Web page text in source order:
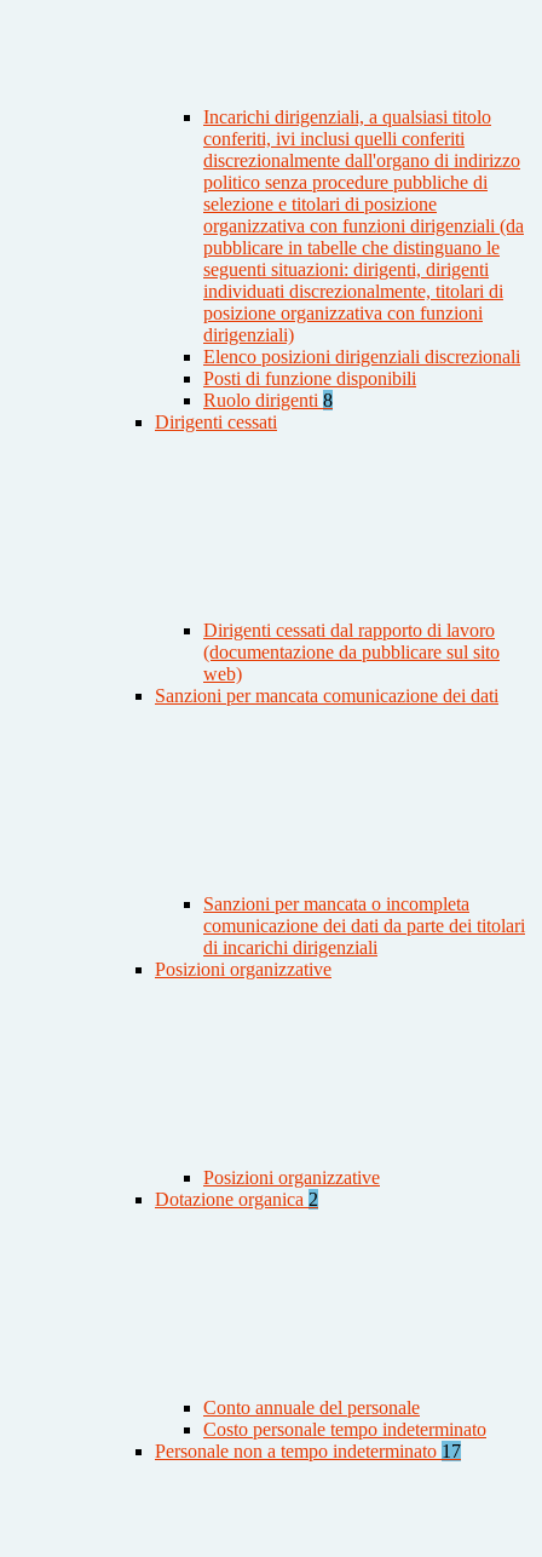
Incarichi dirigenziali, a qualsiasi titolo
conferiti, ivi inclusi quelli conferiti
discrezionalmente dall'organo di indirizzo
politico senza procedure pubbliche di
selezione e titolari di posizione
organizzativa con funzioni dirigenziali (da
pubblicare in tabelle che distinguano le
seguenti situazioni: dirigenti, dirigenti
individuati discrezionalmente, titolari di
posizione organizzativa con funzioni
dirigenziali)
Elenco posizioni dirigenziali discrezionali
Posti di funzione disponibili
Ruolo dirigenti 8
Dirigenti cessati
Dirigenti cessati dal rapporto di lavoro
(documentazione da pubblicare sul sito
web)
Sanzioni per mancata comunicazione dei dati
Sanzioni per mancata o incompleta
comunicazione dei dati da parte dei titolari
di incarichi dirigenziali
Posizioni organizzative
Posizioni organizzative
Dotazione organica 2
Conto annuale del personale
Costo personale tempo indeterminato
Personale non a tempo indeterminato 17